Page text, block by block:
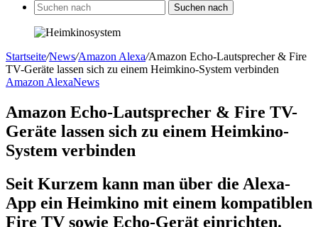
Suchen nach
Startseite/News/Amazon Alexa/Amazon Echo-Lautsprecher & Fire
TV-Geräte lassen sich zu einem Heimkino-System verbinden
Amazon AlexaNews
Amazon Echo-Lautsprecher & Fire TV-
Geräte lassen sich zu einem Heimkino-
System verbinden
Seit Kurzem kann man über die Alexa-
App ein Heimkino mit einem kompatiblen
Fire TV sowie Echo-Gerät einrichten.